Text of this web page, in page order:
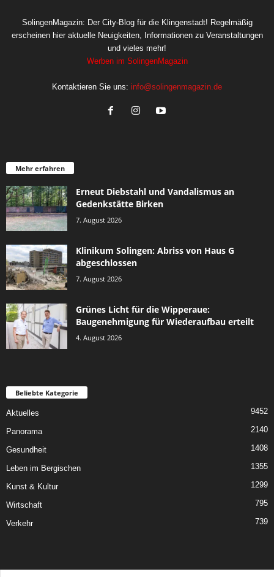
SolingenMagazin: Der City-Blog für die Klingenstadt! Regelmäßig
erscheinen hier aktuelle Neuigkeiten, Informationen zu Veranstaltungen
und vieles mehr!
Werben im SolingenMagazin
Kontaktieren Sie uns: info@solingenmagazin.de
Mehr erfahren
Erneut Diebstahl und Vandalismus an
Gedenkstätte Birken
7. August 2026
Klinikum Solingen: Abriss von Haus G
abgeschlossen
7. August 2026
Grünes Licht für die Wipperaue:
Baugenehmigung für Wiederaufbau erteilt
4. August 2026
Beliebte Kategorie
Aktuelles 9452
Panorama 2140
Gesundheit 1408
Leben im Bergischen 1355
Kunst & Kultur 1299
Wirtschaft 795
Verkehr 739